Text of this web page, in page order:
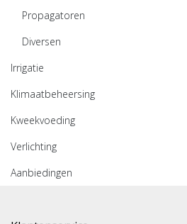
Propagatoren
Diversen
Irrigatie
Klimaatbeheersing
Kweekvoeding
Verlichting
Aanbiedingen